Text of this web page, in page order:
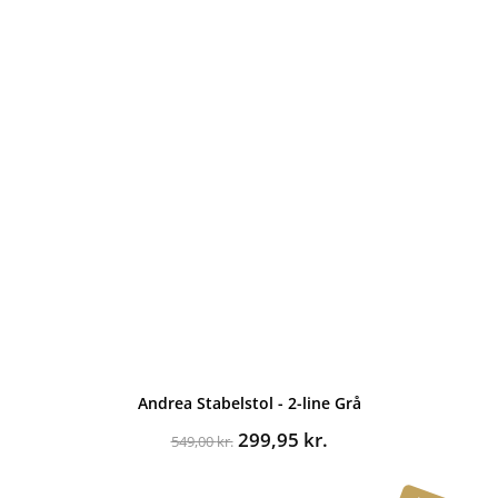
Andrea Stabelstol - 2-line Grå
549,00kr. Den
299,95 kr.Den